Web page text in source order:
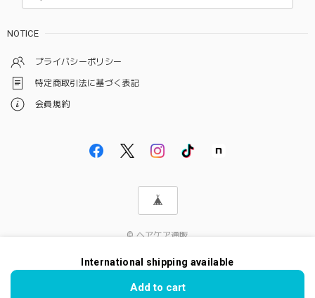
NOTICE
プライバシーポリシー
特定商取引法に基づく表記
会員規約
© ヘアケア通販
International shipping available
Add to cart